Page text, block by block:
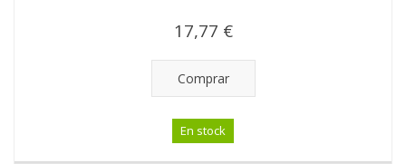
17,77 €
Comprar
En stock